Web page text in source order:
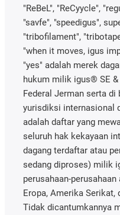
"ReBeL", "ReCyycle",
"savfe", "speedigus",
"tribofilament",
"when it moves, igus
"yes" adalah merek
hukum milik igus® SE &
Federal Jerman serta di
yurisdiksi internasional
adalah daftar yang
seluruh hak kekayaan
dagang terdaftar atau
sedang diproses) milik
perusahaan-
Eropa, Amerika Serikat,
Tidak dicantumkannya